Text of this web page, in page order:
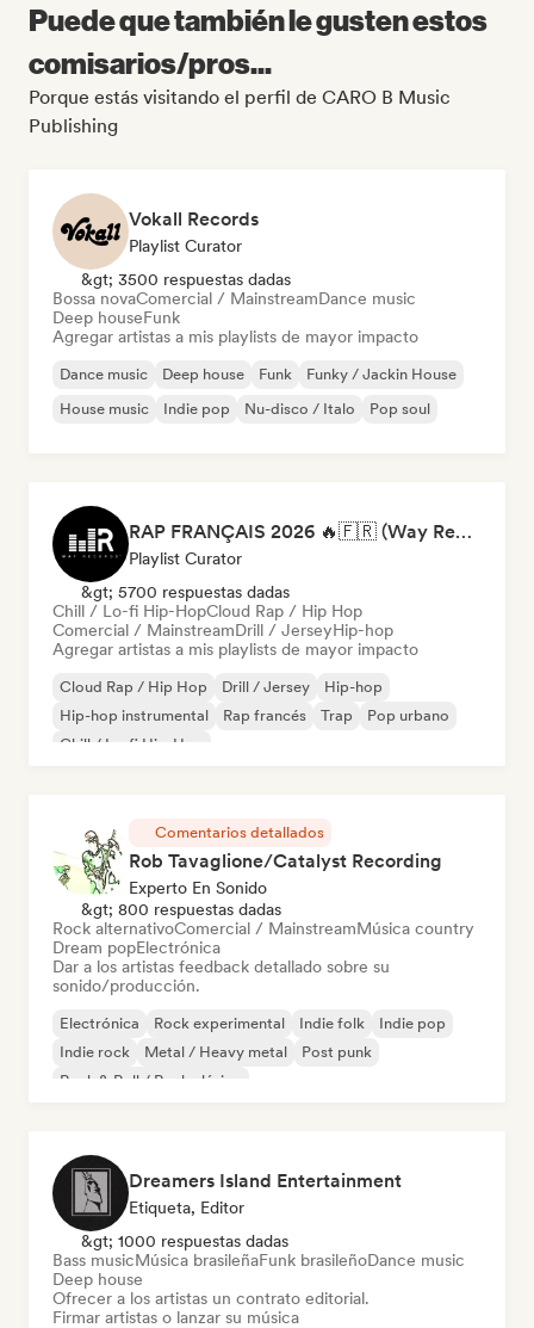
Puede que también le gusten estos
comisarios/pros...
Porque estás visitando el perfil de CARO B Music
Publishing
Vokall Records
Playlist Curator
&gt; 3500 respuestas dadas
Bossa novaComercial / MainstreamDance music
Deep houseFunk
Agregar artistas a mis playlists de mayor impacto
Dance music Deep house Funk
Funky / Jackin House
House music
Indie pop Nu-disco / Italo Pop soul
RAP FRANÇAIS 2026 🔥🇫🇷 (Way Records)
Playlist Curator
&gt; 5700 respuestas dadas
Chill / Lo-fi Hip-HopCloud Rap / Hip Hop
Comercial / MainstreamDrill / JerseyHip-hop
Agregar artistas a mis playlists de mayor impacto
Cloud Rap / Hip Hop Drill / Jersey
Hip-hop
Hip-hop instrumental
Rap francés Trap
Pop urbano
Chill / Lo-fi Hip-Hop
Comentarios detallados
Rob Tavaglione/Catalyst Recording
Experto En Sonido
&gt; 800 respuestas dadas
Rock alternativoComercial / MainstreamMúsica country
Dream popElectrónica
Dar a los artistas feedback detallado sobre su
sonido/producción.
Electrónica Rock experimental Indie folk
Indie pop
Indie rock
Metal / Heavy metal
Post punk
Rock & Roll / Rock clásico
Dreamers Island Entertainment
Etiqueta, Editor
&gt; 1000 respuestas dadas
Bass musicMúsica brasileñaFunk brasileñoDance music
Deep house
Ofrecer a los artistas un contrato editorial.
Firmar artistas o lanzar su música